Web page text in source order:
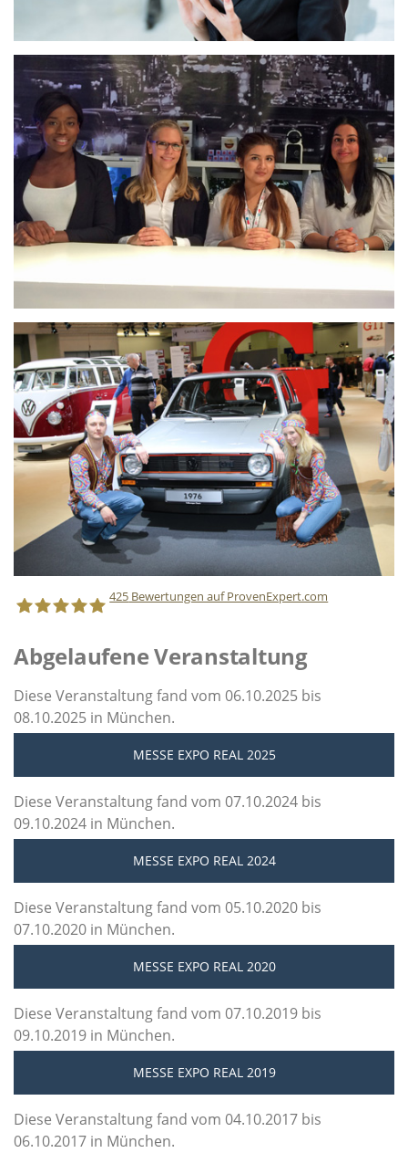
Staff Direct GmbH
425 Bewertungen auf ProvenExpert.com
Abgelaufene Veranstaltung
Diese Veranstaltung fand vom 06.10.2025 bis
08.10.2025 in München.
MESSE EXPO REAL 2025
Diese Veranstaltung fand vom 07.10.2024 bis
09.10.2024 in München.
MESSE EXPO REAL 2024
Diese Veranstaltung fand vom 05.10.2020 bis
07.10.2020 in München.
MESSE EXPO REAL 2020
Diese Veranstaltung fand vom 07.10.2019 bis
09.10.2019 in München.
MESSE EXPO REAL 2019
Diese Veranstaltung fand vom 04.10.2017 bis
06.10.2017 in München.